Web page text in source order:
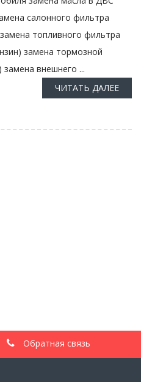
салонного фильтра
топливного фильтра
замена тормозной
внешнего ...
ЧИТАТЬ ДАЛЕЕ
Обратная связь